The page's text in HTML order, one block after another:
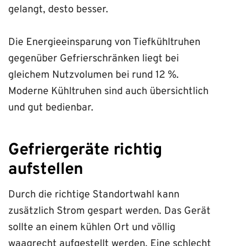
gelangt, desto besser.
Die Energieeinsparung von Tiefkühltruhen
gegenüber Gefrierschränken liegt bei
gleichem Nutzvolumen bei rund 12 %.
Moderne Kühltruhen sind auch übersichtlich
und gut bedienbar.
Gefriergeräte richtig
aufstellen
Durch die richtige Standortwahl kann
zusätzlich Strom gespart werden. Das Gerät
sollte an einem kühlen Ort und völlig